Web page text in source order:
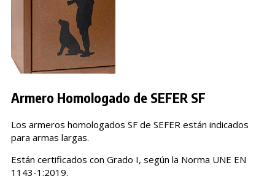
Armero Homologado de SEFER SF
Los armeros homologados SF de SEFER están indicados
para armas largas.
Están certificados con Grado I, según la Norma UNE EN
1143-1:2019.